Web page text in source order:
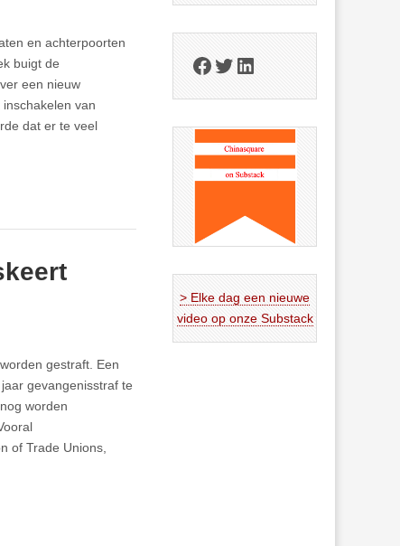
en achterpoorten
buigt de
een nieuw
van
dat er te veel
gestraft. Een
gevangenisstraf te
worden
of Trade Unions,
Facebook
Twitter
LinkedIn
> Elke dag een nieuwe
video op onze Substack